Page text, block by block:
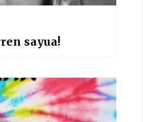
sayua!